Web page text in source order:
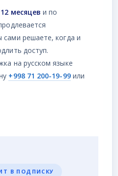
12 месяцев и по
решаете, когда и
доступ.
на русском языке
+998 71 200-19-99или
В ПОДПИСКУ